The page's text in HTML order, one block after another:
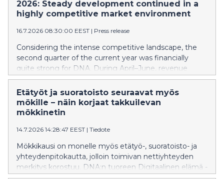
konserniyhtiöön kuluvan vuoden alussa. Kiinteiden
määrät kasvoivat, mutta niiden keskilaskutus hieman
laski.
2026: Steady development continued in a
highly competitive market environment
16.7.2026 08:30:00 EEST | Press release
Considering the intense competitive landscape, the
second quarter of the current year was financially
quite strong for DNA. During April–June, revenue
remained nearly at the same level as in the
corresponding period last year. EBITDA increased,
particularly when taking into account the transfer of
DNA’s IoT business to another Telenor Group
fixed broadband and mobile network subscriptions
increased, while their average revenue per user
declined slightly.
Etätyöt ja suoratoisto seuraavat myös
mökille – näin korjaat takkuilevan
mökkinetin
14.7.2026 14:28:47 EEST | Tiedote
Mökkikausi on monelle myös etätyö-, suoratoisto- ja
yhteydenpitokautta, jolloin toimivan nettiyhteyden
merkitys korostuu. DNA:n tuoreen Digitaalinen elämä -